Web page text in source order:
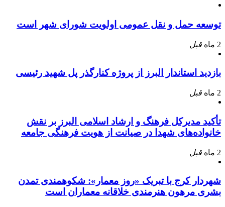
توسعه حمل و نقل عمومی اولویت شورای شهر است
2 ماه قبل
بازدید استاندار البرز از پروژه کنارگذر پل شهید رئیسی
2 ماه قبل
تأکید مدیرکل فرهنگ و ارشاد اسلامی البرز بر نقش
خانواده‌های شهدا در صیانت از هویت فرهنگی جامعه
2 ماه قبل
شهردار کرج با تبریک «روز معمار»: شکوهمندی تمدن
بشری مرهون هنرمندی خلاقانه معماران است